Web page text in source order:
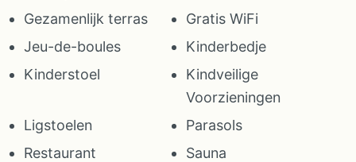
Gezamenlijk terras
Gratis WiFi
Jeu-de-boules
Kinderbedje
Kinderstoel
Kindveilige
Voorzieningen
Ligstoelen
Parasols
Restaurant
Sauna